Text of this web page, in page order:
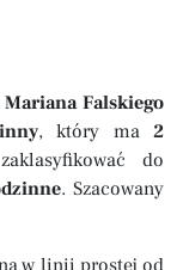
Falskiego
, który ma2
do
. Szacowany
w linii prostej od